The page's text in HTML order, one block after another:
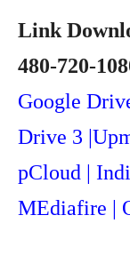
Link
480-720-
Google
Drive 3
pCloud |
MEdiafire |